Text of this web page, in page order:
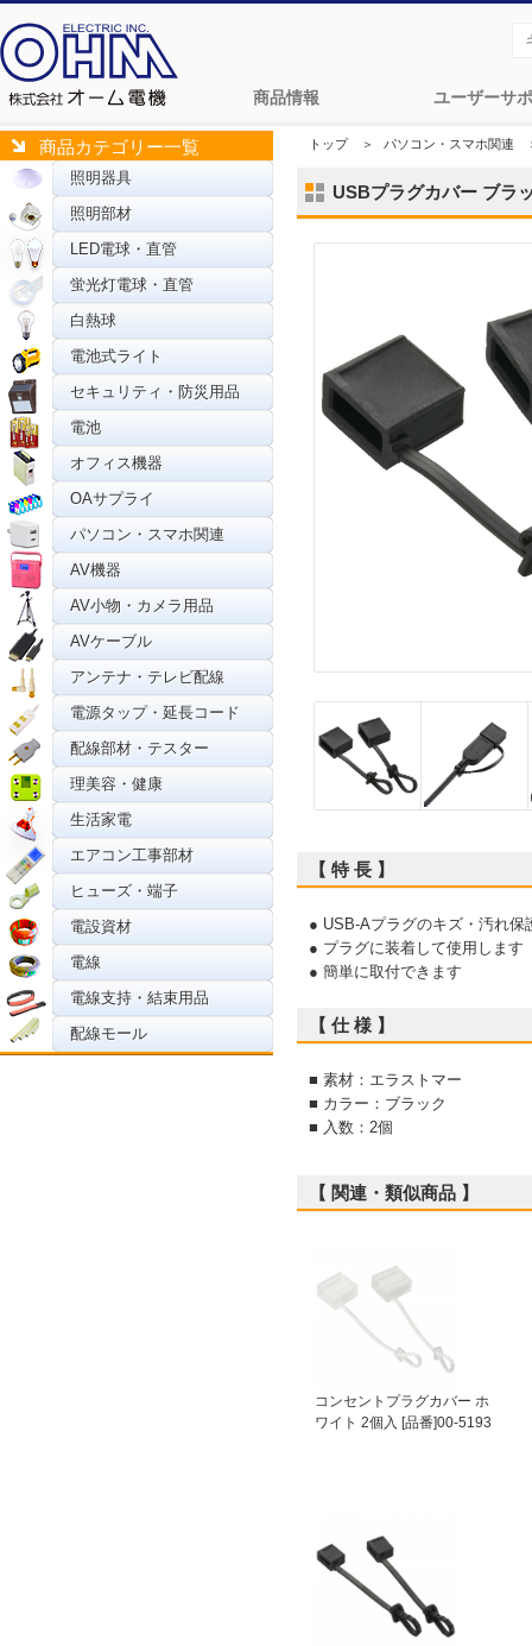
商品情報 ユーザーサ
商品カテゴリー一覧
照明器具
照明部材
LED電球・直管
蛍光灯電球・直管
白熱球
電池式ライト
セキュリティ・防災用品
電池
オフィス機器
OAサプライ
パソコン・スマホ関連
AV機器
AV小物・カメラ用品
AVケーブル
アンテナ・テレビ配線
電源タップ・延長コード
配線部材・テスター
理美容・健康
生活家電
エアコン工事部材
ヒューズ・端子
電設資材
電線
電線支持・結束用品
配線モール
トップ＞ パソコン・スマホ関連
USBプラグカバー ブラ
【 特 長 】
● USB-Aプラグのキズ・汚れ保
● プラグに装着して使用します
● 簡単に取付できます
【 仕 様 】
■ 素材：エラストマー
■ カラー：ブラック
■ 入数：2個
【 関連・類似商品 】
コンセントプラグカバー ホ
ワイト 2個入 [品番]00-5193